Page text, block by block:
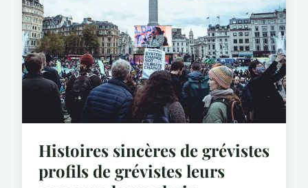
Histoires sincères de grévistes
profils de grévistes leurs